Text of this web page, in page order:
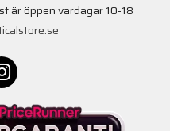
är öppen vardagar 10-18